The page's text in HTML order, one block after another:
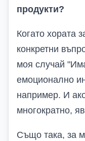
продукти?
Когато хората
конкретни
моя случай
емоционално
например. И
многократно,
Също така, за